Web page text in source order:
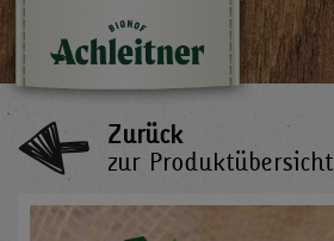
Zurück
zur Produktübersicht